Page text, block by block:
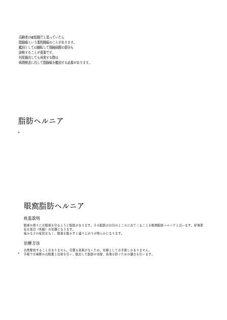
高齢者の霰粒腫だと思っていたら
脂腺癌という悪性腫瘍のことがあります。
鑑別としては翻転して眼瞼結膜の部分も
診察することが重要です。
何度摘出しても再発する際は
​病理検査に出して脂腺癌を鑑別する必要があります。
眼窩脂肪ヘルニア
疾患説明
眼球の周りには眼球を守るように脂肪があります。その脂肪が白目のところに出てくることを眼窩脂肪ヘルニアと言います。好発部
位は黒目（角膜）の耳側になります。
痛みなどの症状はなく、眼球を動かすと盛り上がりが明らかになります。
​治療方法
自然軽快することはありません。目薬も効果がないため、治療としては手術しかありません。
手術では麻酔の点眼薬と注射を行い、脱出した脂肪の切除、再発を防ぐための縫合を行います。
脂肪ヘルニア